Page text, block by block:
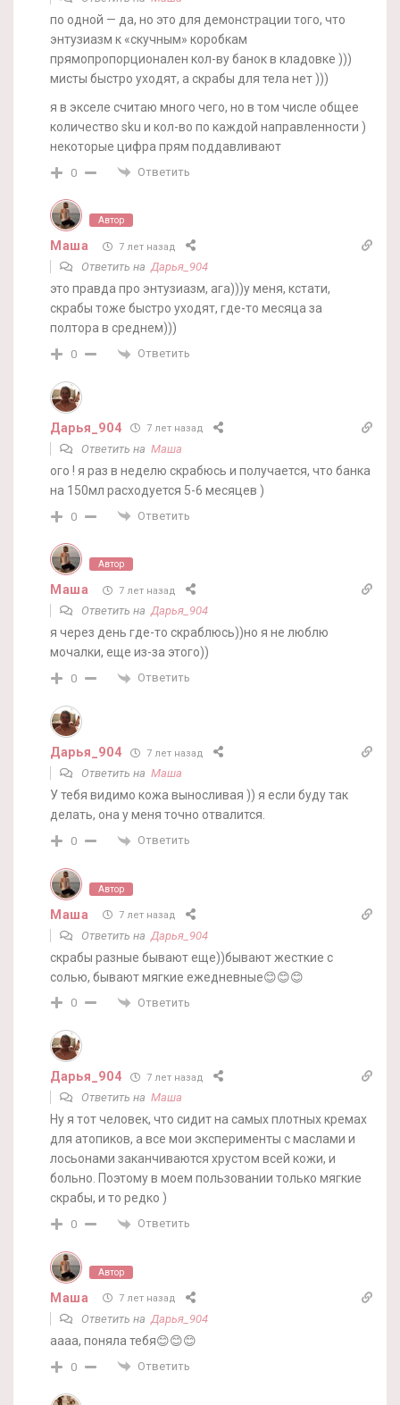
по одной — да, но это для демонстрации того, что
энтузиазм к «скучным» коробкам
прямопропорционален кол-ву банок в кладовке )))
мисты быстро уходят, а скрабы для тела нет )))
я в экселе считаю много чего, но в том числе общее
количество sku и кол-во по каждой направленности )
некоторые цифра прям поддавливают
0 Ответить
Автор
Маша 7 лет назад
Ответить наДарья_904
это правда про энтузиазм, ага)))у меня, кстати,
скрабы тоже быстро уходят, где-то месяца за
полтора в среднем)))
0 Ответить
Дарья_904 7 лет назад
Ответить на Маша
ого ! я раз в неделю скрабюсь и получается, что банка
на 150мл расходуется 5-6 месяцев )
0 Ответить
Автор
Маша 7 лет назад
Ответить наДарья_904
я через день где-то скраблюсь))но я не люблю
мочалки, еще из-за этого))
0 Ответить
Дарья_904 7 лет назад
Ответить на Маша
У тебя видимо кожа выносливая )) я если буду так
делать, она у меня точно отвалится.
0 Ответить
Автор
Маша 7 лет назад
Ответить на Дарья_904
скрабы разные бывают еще))бывают жесткие с
солью, бывают мягкие ежедневные😊😊😊
0 Ответить
Дарья_904 7 лет назад
Ответить на Маша
Ну я тот человек, что сидит на самых плотных кремах
для атопиков, а все мои эксперименты с маслами и
лосьонами заканчиваются хрустом всей кожи, и
больно. Поэтому в моем пользовании только мягкие
скрабы, и то редко )
0 Ответить
Автор
Маша 7 лет назад
Ответить на Дарья_904
аааа, поняла тебя😊😊😊
0 Ответить